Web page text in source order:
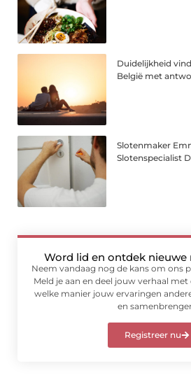
Duidelijkheid
België met
Slotenmaker
Slotenspecialist
Word lid en ontdek
Neem vandaag nog de kans om ons
Meld je aan en deel jouw verhaal
welke manier jouw ervaringen
en
Registreer nu